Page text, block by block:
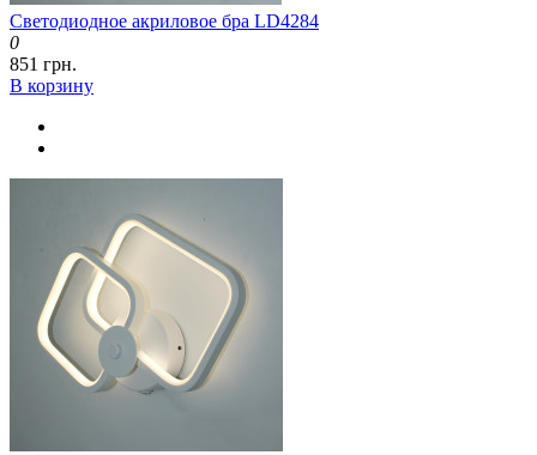
Светодиодное акриловое бра LD4284
0
851 грн.
В корзину